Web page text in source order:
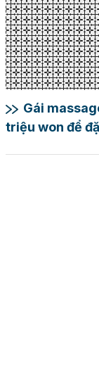
Gái
triệu won để